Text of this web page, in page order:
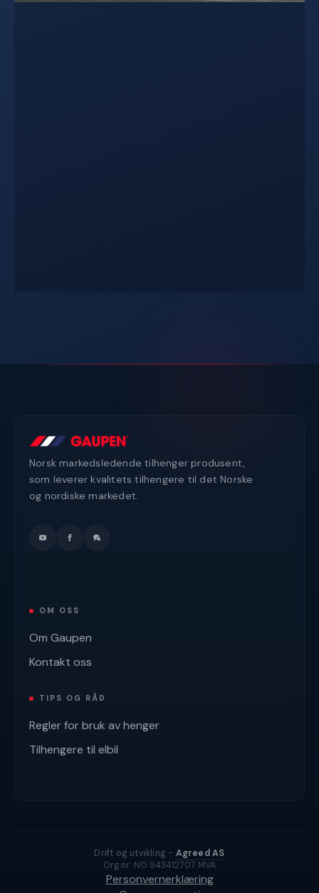
Norsk markedsledende tilhenger produsent,
som leverer kvalitets tilhengere til det Norske
og nordiske markedet.
OM OSS
Om Gaupen
Kontakt oss
TIPS OG RÅD
Regler for bruk av henger
Tilhengere til elbil
Drift og utvikling - Agreed AS
Org.nr: NO 943412707 MVA
Personvernerklæring